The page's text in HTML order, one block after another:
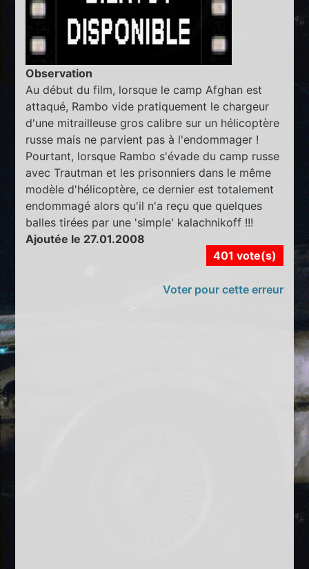
Observation
Au début du film, lorsque le camp Afghan est
attaqué, Rambo vide pratiquement le chargeur
d'une mitrailleuse gros calibre sur un hélicoptère
russe mais ne parvient pas à l'endommager !
Pourtant, lorsque Rambo s'évade du camp russe
avec Trautman et les prisonniers dans le même
modèle d'hélicoptère, ce dernier est totalement
endommagé alors qu'il n'a reçu que quelques
balles tirées par une 'simple' kalachnikoff !!!
Ajoutée le 27.01.2008
401 vote(s)
Voter pour cette erreur